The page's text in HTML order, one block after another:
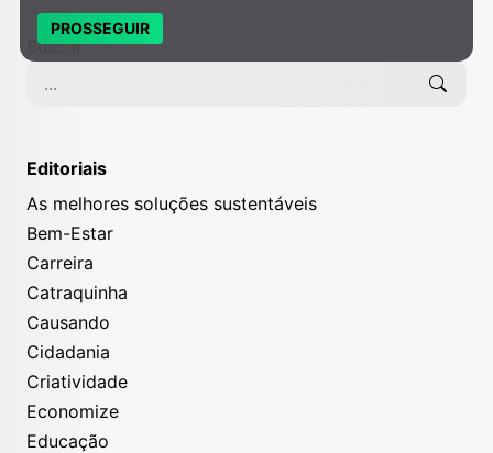
Buscar
Editoriais
As melhores soluções sustentáveis
Bem-Estar
Carreira
Catraquinha
Causando
Cidadania
Criatividade
Economize
Educação
PROSSEGUIR